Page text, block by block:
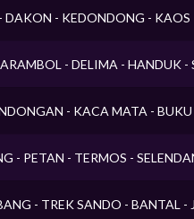
- KEDONDONG - KAOS
- DELIMA - HANDUK -
- KACA MATA -
- PETAN - TERMOS -
- TREK SANDO - BANTAL -